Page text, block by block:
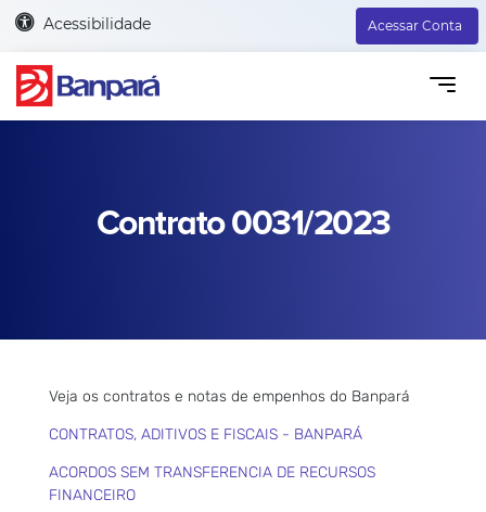
Acessibilidade Acessar Conta
Contrato 0031/2023
Veja os contratos e notas de empenhos do Banpará
CONTRATOS, ADITIVOS E FISCAIS - BANPARÁ
ACORDOS SEM TRANSFERENCIA DE RECURSOS
FINANCEIRO